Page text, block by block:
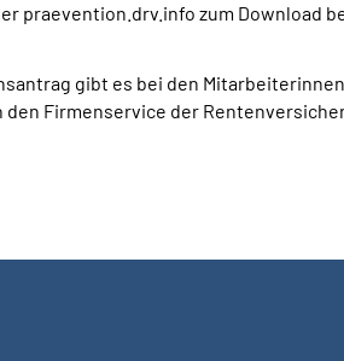
praevention.drv.info zum Download
gibt es bei den
Firmenservice der